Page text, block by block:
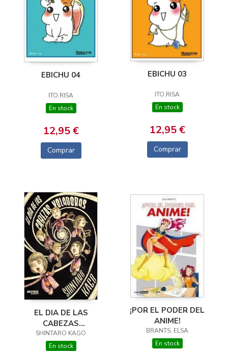
EBICHU 04
ITO,RISA
En stock
12,95 €
Comprar
EBICHU 03
ITO,RISA
En stock
12,95 €
Comprar
EL DIA DE LAS
CABEZAS
VOLADORAS
SHINTARO KAGO
En stock
¡POR EL PODER DEL
ANIME!
BRANTS, ELSA
En stock